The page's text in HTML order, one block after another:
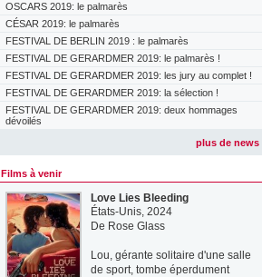
OSCARS 2019: le palmarès
CÉSAR 2019: le palmarès
FESTIVAL DE BERLIN 2019 : le palmarès
FESTIVAL DE GERARDMER 2019: le palmarès !
FESTIVAL DE GERARDMER 2019: les jury au complet !
FESTIVAL DE GERARDMER 2019: la sélection !
FESTIVAL DE GERARDMER 2019: deux hommages
dévoilés
plus de news
Films à venir
Love Lies Bleeding
États-Unis, 2024
De Rose Glass
Lou, gérante solitaire d'une salle
de sport, tombe éperdument